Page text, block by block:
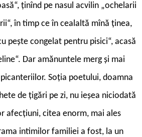
ținînd pe nasul acvilin „ochelarii
în timp ce în cealaltă mînă ținea,
pește congelat pentru pisici“, acasă
Dar amănuntele merg și mai
Soția poetului, doamna
de țigări pe zi, nu ieșea niciodată
afecțiuni, citea enorm, mai ales
intimilor familiei a fost, la un